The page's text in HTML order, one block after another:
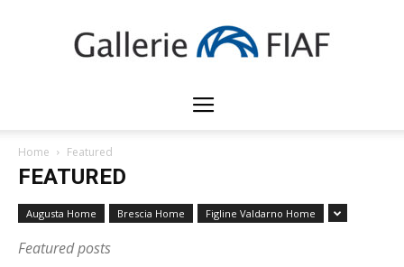
Gallerie
Home Featured
FEATURED
Augusta Home Brescia Home Figline Valdarno Home
Featured posts